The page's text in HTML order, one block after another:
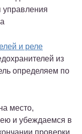
управления
и реле
из
определяем по
место,
и убеждаемся в